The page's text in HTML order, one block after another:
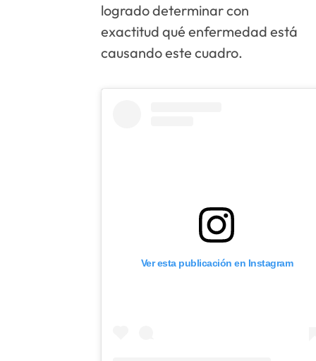
logrado determinar con
exactitud qué enfermedad está
causando este cuadro.
Ver esta publicación en Instagram